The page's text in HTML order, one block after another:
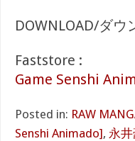
DOWNLOAD/ダウ
Faststore :
Game Senshi
Posted in: RAW
Senshi Animado], 永